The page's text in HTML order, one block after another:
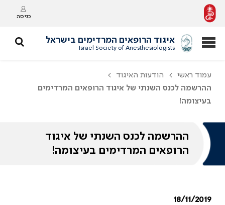
כניסה
איגוד הרופאים המרדימים בישראל
Israel Society of Anesthesiologists
עמוד ראשי
הודעות האיגוד
ההרשמה לכנס השנתי של איגוד הרופאים המרדימים
בעיצומה!
ההרשמה לכנס השנתי של איגוד
הרופאים המרדימים בעיצומה!
18/11/2019